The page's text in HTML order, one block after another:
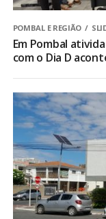
POMBAL E REGIÃO
Em Pombal
com o Dia D